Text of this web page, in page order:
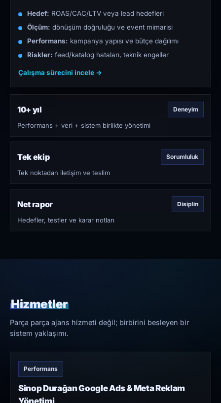
Hedef: ROAS/CAC/LTV veya lead hedefleri
Ölçüm: dönüşüm doğruluğu ve event mimarisi
Performans: kampanya yapısı ve bütçe dağılımı
Riskler: feed/katalog hataları, teknik engeller
Çalışma sürecini incele →
10+ yıl Deneyim
Performans + veri + sistem birlikte yönetimi
Tek ekip Sorumluluk
Tek noktadan iletişim ve teslim
Net rapor Disiplin
Hedefler, testler ve karar notları
Hizmetler
Parça parça ajans hizmeti değil; birbirini besleyen bir
sistem yaklaşımı.
Performans
Sinop Durağan Google Ads & Meta Reklam